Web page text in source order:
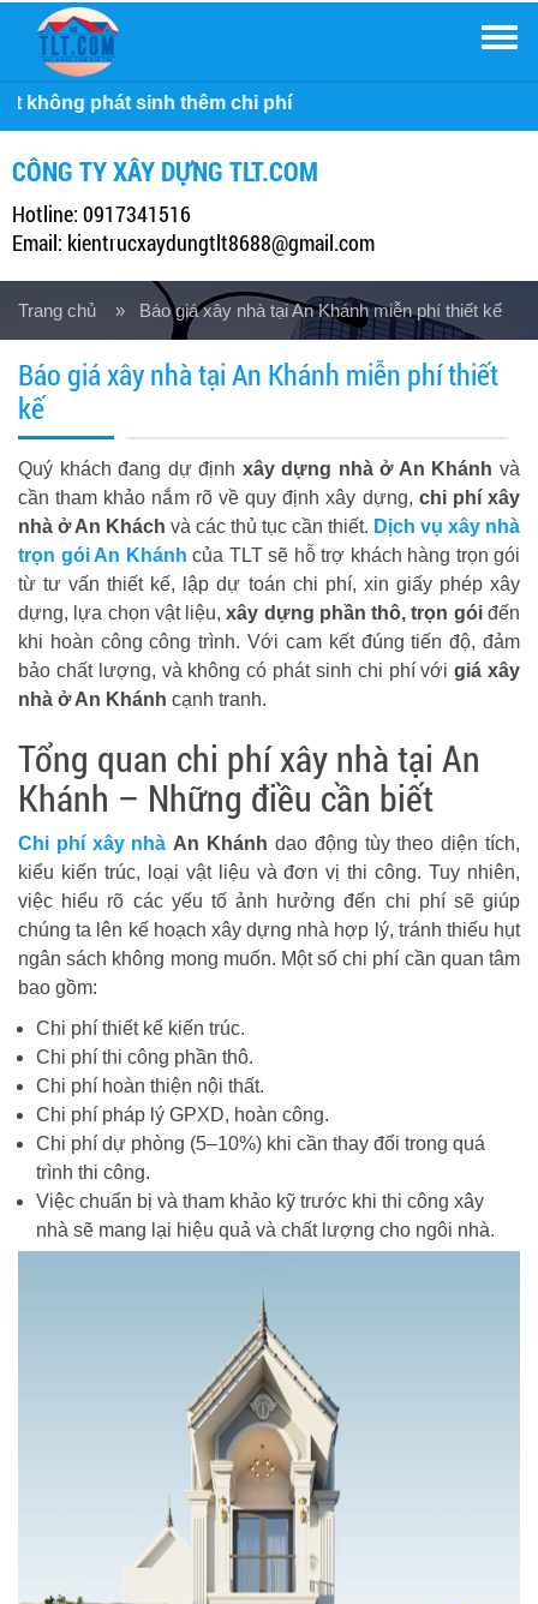
phí
CÔNG TY XÂY DỰNG TLT.COM
Hotline: 0917341516
Email: kientrucxaydungtlt8688@gmail.com
Trang chủ » Báo giá xây nhà tại An Khánh miễn phí thiết kế
Báo giá xây nhà tại An Khánh miễn phí thiết
kế
Quý khách đang dự định xây dựng nhà ở An Khánh và
cần tham khảo nắm rõ về quy định xây dựng, chi phí xây
nhà ở An Khách và các thủ tục cần thiết. Dịch vụ xây nhà
trọn gói An Khánh của TLT sẽ hỗ trợ khách hàng trọn gói
từ tư vấn thiết kế, lập dự toán chi phí, xin giấy phép xây
dựng, lựa chọn vật liệu,xây dựng phần thô, trọn góiđến
khi hoàn công công trình. Với cam kết đúng tiến độ, đảm
bảo chất lượng, và không có phát sinh chi phí vớigiá xây
nhà ở An Khánh cạnh tranh.
Tổng quan chi phí xây nhà tại An
Khánh – Những điều cần biết
Chi phí xây nhà An Khánh dao động tùy theo diện tích,
kiểu kiến trúc, loại vật liệu và đơn vị thi công. Tuy nhiên,
việc hiểu rõ các yếu tố ảnh hưởng đến chi phí sẽ giúp
chúng ta lên kế hoạch xây dựng nhà hợp lý, tránh thiếu hụt
ngân sách không mong muốn. Một số chi phí cần quan tâm
bao gồm:
Chi phí thiết kế kiến trúc.
Chi phí thi công phần thô.
Chi phí hoàn thiện nội thất.
Chi phí pháp lý GPXD, hoàn công.
Chi phí dự phòng (5–10%) khi cần thay đổi trong quá
trình thi công.
Việc chuẩn bị và tham khảo kỹ trước khi thi công xây
nhà sẽ mang lại hiệu quả và chất lượng cho ngôi nhà.